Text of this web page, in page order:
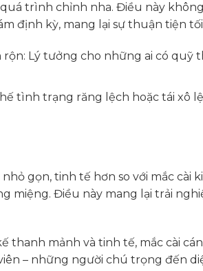
trình chỉnh nha. Điều này
định kỳ, mang lại sự thuận tiện
Lý tưởng cho những ai có quỹ
tình trạng răng lệch hoặc tái xô
gọn, tinh tế hơn so với mắc
miệng. Điều này mang lại trải
thanh mảnh và tinh tế, mắc cài
– những người chú trọng đến